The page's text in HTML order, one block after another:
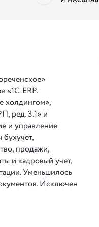
«1С:ERP.
холдингом»,
ред. 3.1» и
и управление
продажи,
и кадровый учет,
Уменьшилось
Исключен